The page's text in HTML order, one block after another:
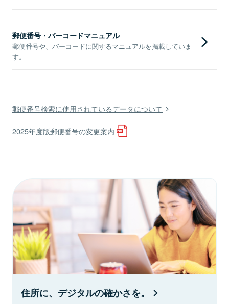
郵便番号・バーコードマニュアル
郵便番号や、バーコードに関するマニュアルを掲載していま
す。
郵便番号検索に使用されているデータについて
2025年度版郵便番号の変更案内
住所に、デジタルの確かさを。